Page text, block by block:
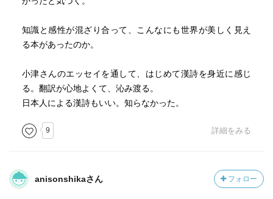
知識と感性が混ざり合って、こんなにも世界が美しく見え
る本があったのか。
小津さんのエッセイを通して、はじめて漢詩を身近に感じ
る。翻訳が心地よくて、沁み渡る。
日本人による漢詩もいい。知らなかった。
9 詳細をみる
anisonshikaさん フォロー